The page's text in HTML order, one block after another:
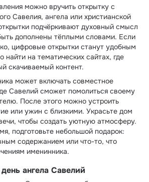
можно вручить открытку с
Савелия, ангела или христианской
подчёркивают духовный смысл
дополнены тёплыми словами. Если
цифровые открытки станут удобным
на тематических сайтах, где
скачиваемый контент.
может включать совместное
Савелий сможет помолиться своему
После этого можно устроить
или ужин с близкими. Украсьте дом
чтобы создать уютную атмосферу.
подготовьте небольшой подарок:
содержанием или что-то, что
именинника.
ангела Савелий